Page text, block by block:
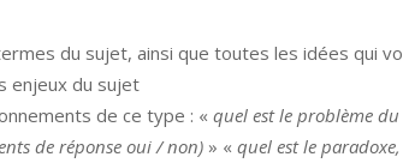
du sujet, ainsi que toutes les idées qui
enjeux du sujet
de ce type : « quel est le problème du
de réponse oui / non)» « quel est le